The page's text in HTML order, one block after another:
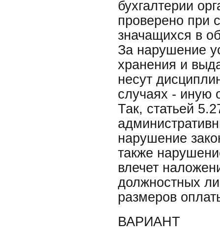
бухгалтерии
проверено при
значащихся в
За нарушение
хранения и
несут
случаях - иную
Так, статьей
нарушение
также
влечет
должностных
размеров
ВАРИАНТ